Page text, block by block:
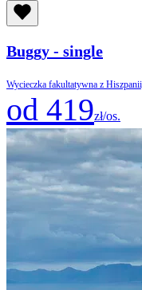
Buggy - single
Wycieczka fakultatywna z
od 419zł/os.